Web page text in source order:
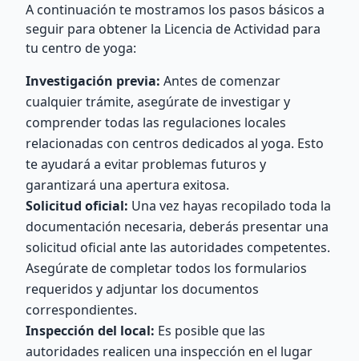
A continuación te mostramos los pasos básicos a
seguir para obtener la Licencia de Actividad para
tu centro de yoga:
Investigación previa: Antes de comenzar
cualquier trámite, asegúrate de investigar y
comprender todas las regulaciones locales
relacionadas con centros dedicados al yoga. Esto
te ayudará a evitar problemas futuros y
garantizará una apertura exitosa.
Solicitud oficial: Una vez hayas recopilado toda la
documentación necesaria, deberás presentar una
solicitud oficial ante las autoridades competentes.
Asegúrate de completar todos los formularios
requeridos y adjuntar los documentos
correspondientes.
Inspección del local: Es posible que las
autoridades realicen una inspección en el lugar